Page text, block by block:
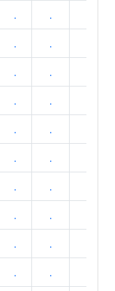
. .
. .
. .
. .
. .
. .
. .
. .
. .
. .